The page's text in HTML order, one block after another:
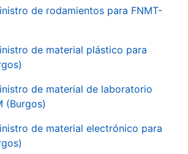
de rodamientos para FNMT-
de material plástico para
de material de laboratorio
(Burgos)
de material electrónico para